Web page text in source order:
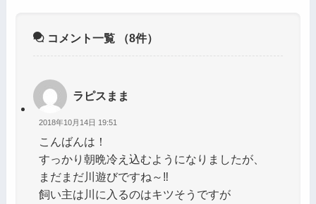
コメント一覧 （8件）
ラピスまま
2018年10月14日 19:51
こんばんは！
すっかり朝晩冷え込むようになりましたが、
まだまだ川遊びですね～‼️
飼い主は川に入るのはキツそうですが